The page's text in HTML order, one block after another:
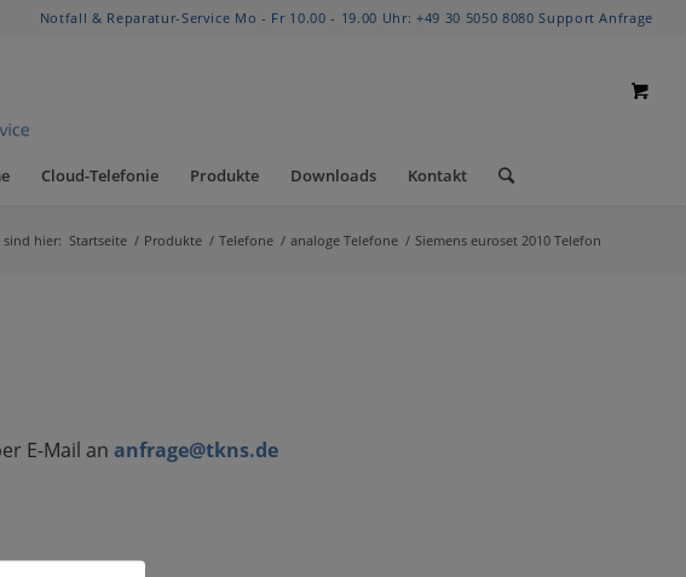
Notfall & Reparatur-Service Mo - Fr 10.00 - 19.00 Uhr: +49 30 5050 8080 Support Anfrage
Cloud-Telefonie Produkte Downloads Kontakt
sind hier: Startseite / Produkte / Telefone / analoge Telefone / Siemens euroset 2010 Telefon
E-Mail an anfrage@tkns.de